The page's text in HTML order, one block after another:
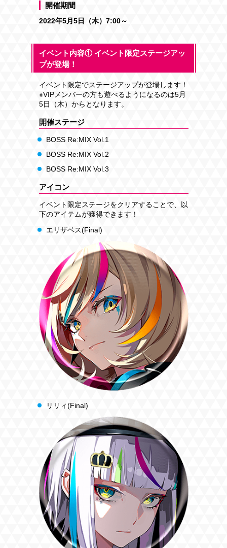
開催期間
2022年5月5日（木）7:00～
イベント内容① イベント限定ステージアッ
プが登場！
イベント限定でステージアップが登場します！
※VIPメンバーの方も遊べるようになるのは5月
5日（木）からとなります。
開催ステージ
BOSS Re:MIX Vol.1
BOSS Re:MIX Vol.2
BOSS Re:MIX Vol.3
アイコン
イベント限定ステージをクリアすることで、以
下のアイテムが獲得できます！
エリザベス(Final)
リリィ(Final)